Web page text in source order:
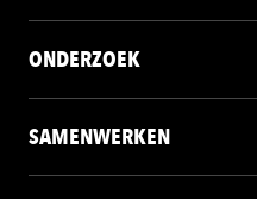
ONDERZOEK
SAMENWERKEN